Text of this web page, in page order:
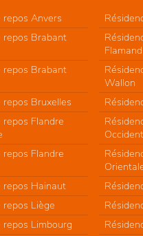
repos Anvers
repos Brabant
repos Brabant
repos Bruxelles
repos Flandre
repos Flandre
repos Hainaut
repos Liège
repos Limbourg
Flamand
Wallon